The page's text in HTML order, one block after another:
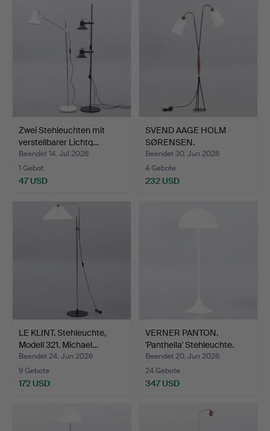
Zwei Stehleuchten mit
verstellbarer Lichtq…
Beendet 14. Jul 2026
1 Gebot
47 USD
SVEND AAGE HOLM
SØRENSEN.
ZUGESCHRIEBEN. (…
Beendet 30. Jun 2026
4 Gebote
232 USD
LE KLINT. Stehleuchte,
Modell 321. Michael…
Beendet 24. Jun 2026
9 Gebote
172 USD
VERNER PANTON.
'Panthella' Stehleuchte.
He…
Beendet 20. Jun 2026
24 Gebote
347 USD